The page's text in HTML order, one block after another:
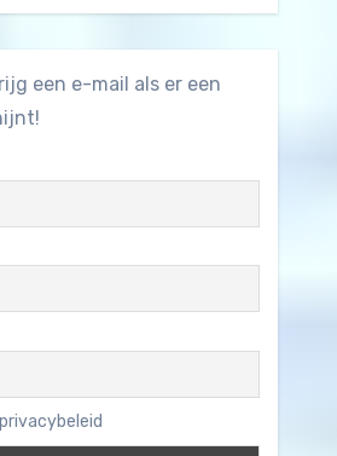
een e-mail als er een